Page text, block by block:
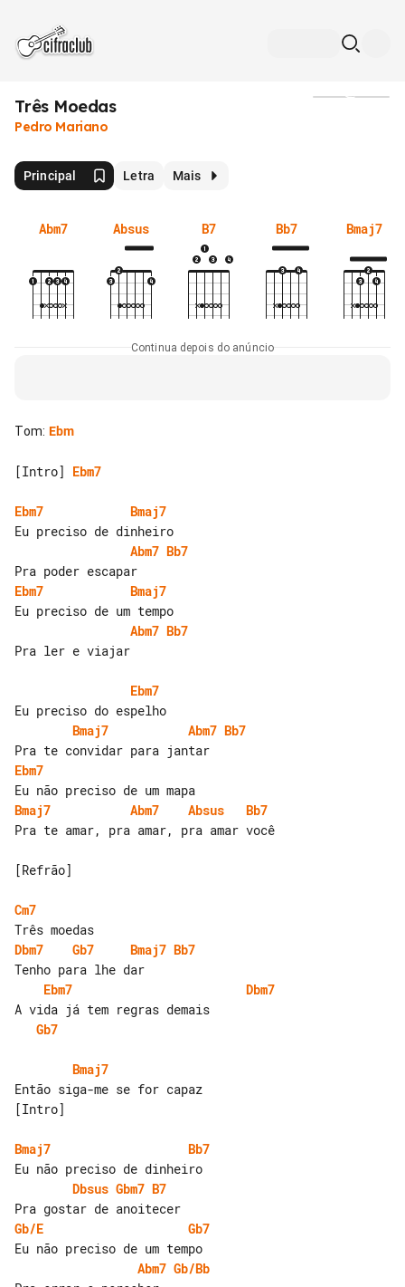
Três Moedas
Pedro Mariano
Principal Letra Mais
Abm7 Absus B7 Bb7 Bmaj7
Continua depois do anúncio
Tom: Ebm
[Intro] Ebm7
Ebm7
Bmaj7
Abm7 Bb7
Ebm7
Bmaj7
Abm7 Bb7
Pra ler e viajar
Ebm7
Bmaj7
Abm7 Bb7
Ebm7
Bmaj7
Abm7 Absus
Bb7
Pra te amar, pra amar, pra amar você
[Refrão]
Cm7
Dbm7
Gb7 Bmaj7 Bb7
Ebm7
Dbm7
Gb7
Bmaj7
Então siga-me se for capaz
[Intro]
Bmaj7
Bb7
Dbsus Gbm7 B7
Gb/E
Gb7
Abm7 Gb/Bb